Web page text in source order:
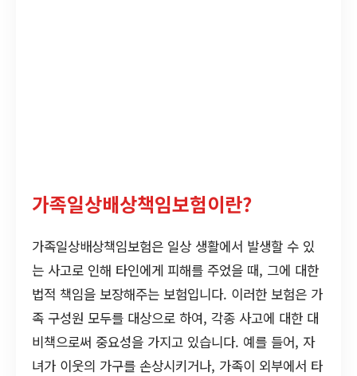
가족일상배상책임보험이란?
가족일상배상책임보험은 일상 생활에서 발생할 수 있
는 사고로 인해 타인에게 피해를 주었을 때, 그에 대한
법적 책임을 보장해주는 보험입니다. 이러한 보험은 가
족 구성원 모두를 대상으로 하여, 각종 사고에 대한 대
비책으로써 중요성을 가지고 있습니다. 예를 들어, 자
녀가 이웃의 가구를 손상시키거나, 가족이 외부에서 타